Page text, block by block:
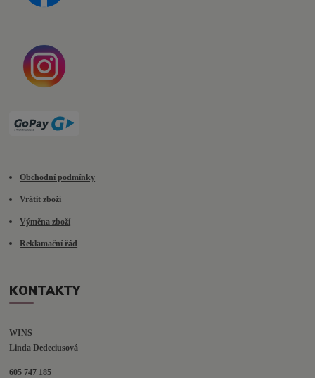
Obchodní podmínky
Vrátit zboží
Výměna zboží
Reklamační řád
KONTAKTY
WINS
Linda Dedeciusová
605 747 185